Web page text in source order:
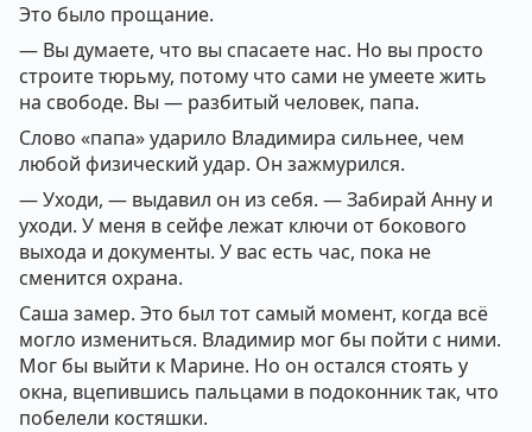
Это было прощание.
— Вы думаете, что вы спасаете нас. Но вы просто
строите тюрьму, потому что сами не умеете жить
на свободе. Вы — разбитый человек, папа.
Слово «папа» ударило Владимира сильнее, чем
любой физический удар. Он зажмурился.
— Уходи, — выдавил он из себя. — Забирай Анну и
уходи. У меня в сейфе лежат ключи от бокового
выхода и документы. У вас есть час, пока не
сменится охрана.
Саша замер. Это был тот самый момент, когда всё
могло измениться. Владимир мог бы пойти с ними.
Мог бы выйти к Марине. Но он остался стоять у
окна, вцепившись пальцами в подоконник так, что
побелели костяшки.